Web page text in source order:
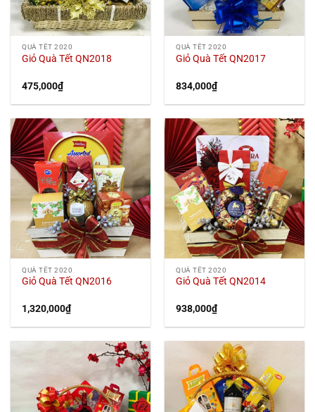
QUÀ TẾT 2020
Giỏ Quà Tết QN2018
475,000₫
QUÀ TẾT 2020
Giỏ Quà Tết QN2017
834,000₫
QUÀ TẾT 2020
Giỏ Quà Tết QN2016
1,320,000₫
QUÀ TẾT 2020
Giỏ Quà Tết QN2014
938,000₫